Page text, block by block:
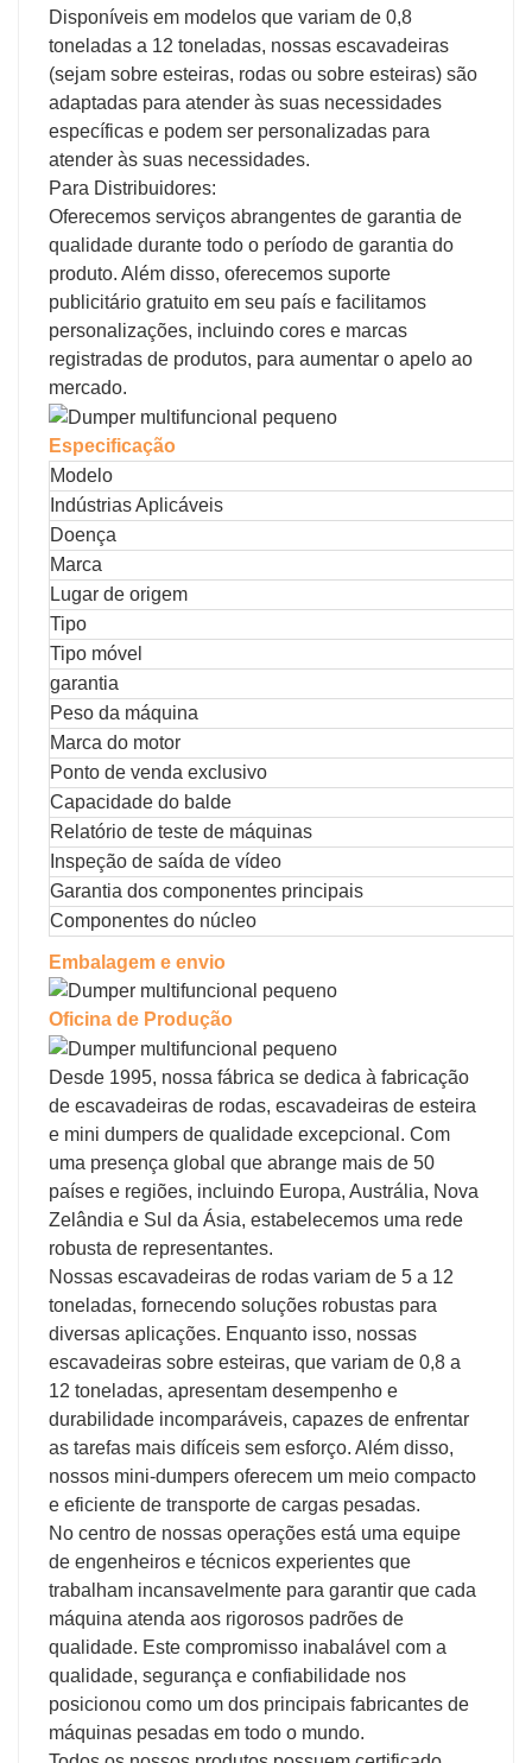
Disponíveis em modelos que variam de 0,8
toneladas a 12 toneladas, nossas escavadeiras
(sejam sobre esteiras, rodas ou sobre esteiras) são
adaptadas para atender às suas necessidades
específicas e podem ser personalizadas para
atender às suas necessidades.
Para Distribuidores:
Oferecemos serviços abrangentes de garantia de
qualidade durante todo o período de garantia do
produto. Além disso, oferecemos suporte
publicitário gratuito em seu país e facilitamos
personalizações, incluindo cores e marcas
registradas de produtos, para aumentar o apelo ao
mercado.
Especificação
Modelo
Indústrias Aplicáveis
Doença
Marca
Lugar de origem
Tipo
Tipo móvel
garantia
Peso da máquina
Marca do motor
Ponto de venda exclusivo
Capacidade do balde
Relatório de teste de máquinas
Inspeção de saída de vídeo
Garantia dos componentes principais
Componentes do núcleo
Embalagem e envio
Oficina de Produção
Desde 1995, nossa fábrica se dedica à fabricação
de escavadeiras de rodas, escavadeiras de esteira
e mini dumpers de qualidade excepcional. Com
uma presença global que abrange mais de 50
países e regiões, incluindo Europa, Austrália, Nova
Zelândia e Sul da Ásia, estabelecemos uma rede
robusta de representantes.
Nossas escavadeiras de rodas variam de 5 a 12
toneladas, fornecendo soluções robustas para
diversas aplicações. Enquanto isso, nossas
escavadeiras sobre esteiras, que variam de 0,8 a
12 toneladas, apresentam desempenho e
durabilidade incomparáveis, capazes de enfrentar
as tarefas mais difíceis sem esforço. Além disso,
nossos mini-dumpers oferecem um meio compacto
e eficiente de transporte de cargas pesadas.
No centro de nossas operações está uma equipe
de engenheiros e técnicos experientes que
trabalham incansavelmente para garantir que cada
máquina atenda aos rigorosos padrões de
qualidade. Este compromisso inabalável com a
qualidade, segurança e confiabilidade nos
posicionou como um dos principais fabricantes de
máquinas pesadas em todo o mundo.